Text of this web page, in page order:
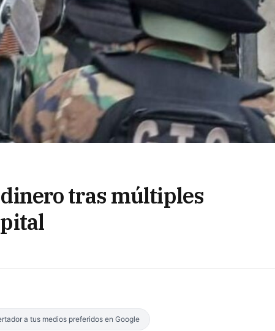
tras múltiples
a tus medios preferidos en Google